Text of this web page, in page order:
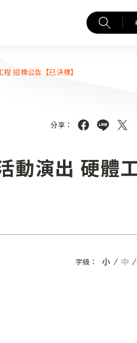
招標公告【已決標】
分享：
動演出 硬體
字級： 小 中